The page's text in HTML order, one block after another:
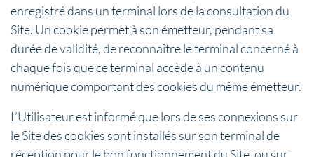
enregistré dans un terminal lors de la consultation du
Site. Un cookie permet à son émetteur, pendant sa
durée de validité, de reconnaître le terminal concerné à
chaque fois que ce terminal accède à un contenu
numérique comportant des cookies du même émetteur.
L’Utilisateur est informé que lors de ses connexions sur
le Site des cookies sont installés sur son terminal de
réception pour le bon fonctionnement du Site, ou sur